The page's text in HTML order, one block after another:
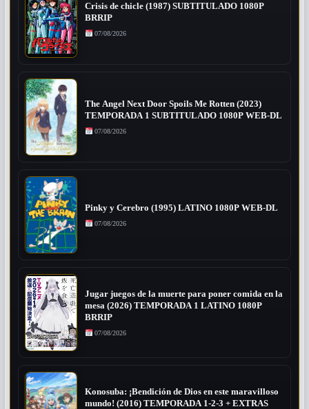
Crisis de chicle (1987) SUBTITULADO 1080P
BRRIP
07/08/2026
The Angel Next Door Spoils Me Rotten (2023)
TEMPORADA 1 SUBTITULADO 1080P WEB-DL
07/08/2026
Pinky y Cerebro (1995) LATINO 1080P WEB-DL
07/08/2026
Jugar juegos de la muerte para poner comida en la
mesa (2026) TEMPORADA 1 LATINO 1080P
BRRIP
07/08/2026
Konosuba: ¡Bendición de Dios en este maravilloso
mundo! (2016) TEMPORADA 1-2-3 + EXTRAS